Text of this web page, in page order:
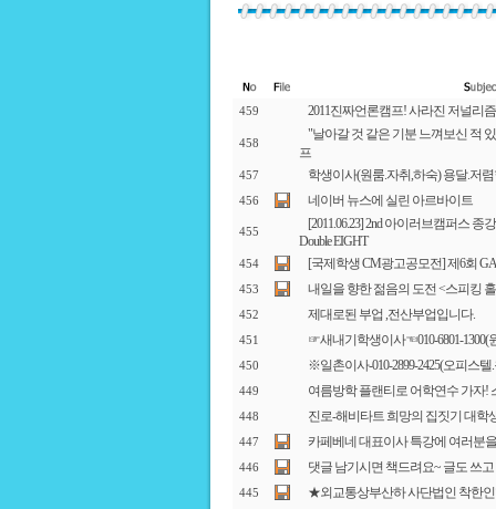
459 2011진짜언론캠프! 사라진 저널리
458
"날아갈 것 같은 기분 느껴보신 적
프
457 학생이사(원룸.자취,하숙) 용달.저
456 네이버 뉴스에 실린 아르바이트
455
[2011.06.23] 2nd 아이러브캠퍼스 종
Double EIGHT
454 [국제학생 CM광고공모전] 제6회
453 내일을 향한 젊음의 도전 <스피킹
452 제대로된 부업 ,전산부업입니다.
451 ☞새내기학생이사☜010-6801-1300(
450 ※일촌이사-010-2899-2425(오피스
449 여름방학 플랜티로 어학연수 가자!
448 진로-해비타트 희망의 집짓기 대학
447 카페베네 대표이사 특강에 여러분
446 댓글 남기시면 책드려요~ 글도 쓰
445 ★외교통상부산하 사단법인 착한